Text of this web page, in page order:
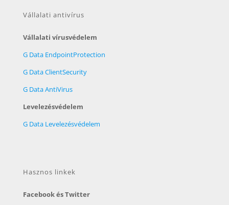
Vállalati antivírus
Vállalati vírusvédelem
G Data EndpointProtection
G Data ClientSecurity
G Data AntiVirus
Levelezésvédelem
G Data Levelezésvédelem
Hasznos linkek
Facebook és Twitter